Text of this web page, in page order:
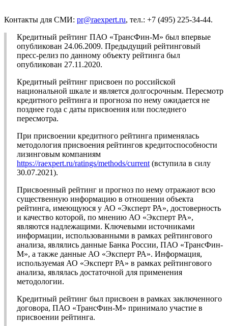
Контакты для СМИ: pr@raexpert.ru, тел.: +7 (495) 225-34-44.
Кредитный рейтинг ПАО «ТрансФин-М» был впервые
опубликован 24.06.2009. Предыдущий рейтинговый
пресс-релиз по данному объекту рейтинга был
опубликован 27.11.2020.
Кредитный рейтинг присвоен по российской
национальной шкале и является долгосрочным. Пересмотр
кредитного рейтинга и прогноза по нему ожидается не
позднее года с даты присвоения или последнего
пересмотра.
При присвоении кредитного рейтинга применялась
методология присвоения рейтингов кредитоспособности
лизинговым компаниям
https://raexpert.ru/ratings/methods/current (вступила в силу
30.07.2021).
Присвоенный рейтинг и прогноз по нему отражают всю
существенную информацию в отношении объекта
рейтинга, имеющуюся у АО «Эксперт РА», достоверность
и качество которой, по мнению АО «Эксперт РА»,
являются надлежащими. Ключевыми источниками
информации, использованными в рамках рейтингового
анализа, являлись данные Банка России, ПАО «ТрансФин-
М», а также данные АО «Эксперт РА». Информация,
используемая АО «Эксперт РА» в рамках рейтингового
анализа, являлась достаточной для применения
методологии.
Кредитный рейтинг был присвоен в рамках заключенного
договора, ПАО «ТрансФин-М» принимало участие в
присвоении рейтинга.